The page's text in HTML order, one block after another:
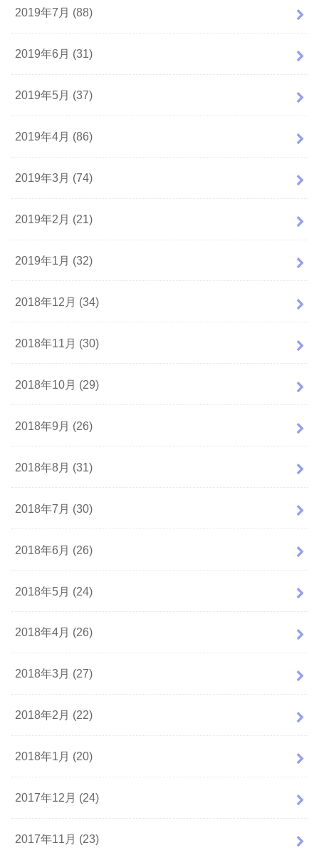
2019年7月 (88)
2019年6月 (31)
2019年5月 (37)
2019年4月 (86)
2019年3月 (74)
2019年2月 (21)
2019年1月 (32)
2018年12月 (34)
2018年11月 (30)
2018年10月 (29)
2018年9月 (26)
2018年8月 (31)
2018年7月 (30)
2018年6月 (26)
2018年5月 (24)
2018年4月 (26)
2018年3月 (27)
2018年2月 (22)
2018年1月 (20)
2017年12月 (24)
2017年11月 (23)